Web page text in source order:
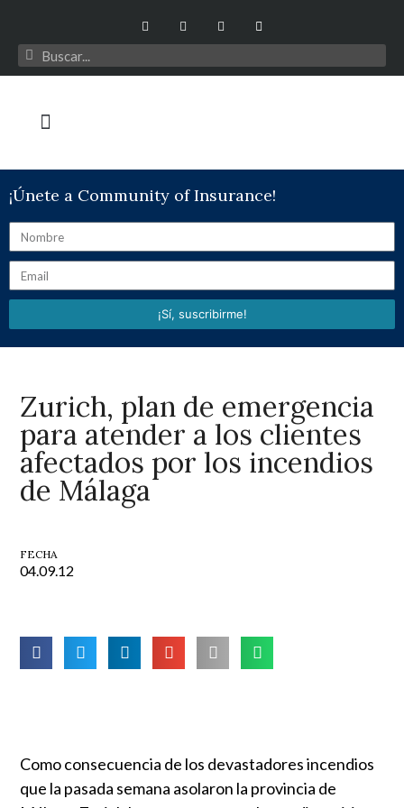
¡Únete a Community of Insurance!
¡Sí, suscribirme!
Zurich, plan de emergencia
para atender a los clientes
afectados por los incendios
de Málaga
FECHA
04.09.12
Como consecuencia de los devastadores incendios
que la pasada semana asolaron la provincia de